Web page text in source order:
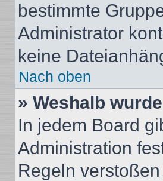
bestimmte
Administrator
keine
Nach oben
» Weshalb
In jedem Board
Administration
Regeln